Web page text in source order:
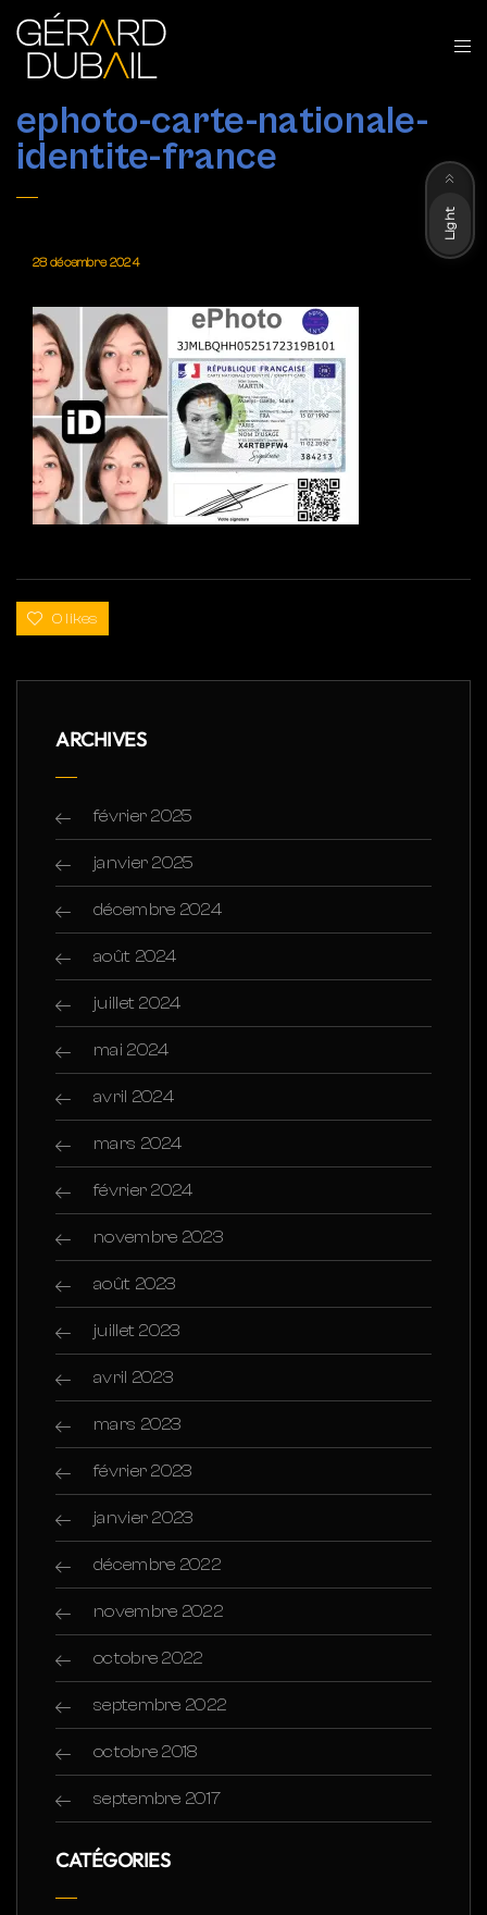
ephoto-carte-nationale-
identite-france
28 décembre 2024
0 likes
ARCHIVES
février 2025
janvier 2025
décembre 2024
août 2024
juillet 2024
mai 2024
avril 2024
mars 2024
février 2024
novembre 2023
août 2023
juillet 2023
avril 2023
mars 2023
février 2023
janvier 2023
décembre 2022
novembre 2022
octobre 2022
septembre 2022
octobre 2018
septembre 2017
CATÉGORIES
Light
Dark